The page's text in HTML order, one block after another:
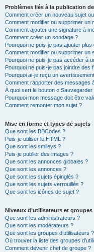
Problèmes liés à la publication
Comment créer un nouveau sujet
Comment modifier ou supprimer un
Comment ajouter une signature à
Comment créer un sondage ?
Pourquoi ne puis-je pas ajouter plus
Comment modifier ou supprimer un
Pourquoi ne puis-je pas accéder à
Pourquoi ne puis-je pas joindre des
Pourquoi ai-je reçu un
Comment rapporter des messages
À quoi sert le bouton «
Pourquoi mon message doit être
Comment remonter mon sujet ?
Mise en forme et types de sujets
Que sont les BBCodes ?
Puis-je utiliser le HTML ?
Que sont les smileys ?
Puis-je publier des images ?
Que sont les annonces globales ?
Que sont les annonces ?
Que sont les sujets épinglés ?
Que sont les sujets verrouillés ?
Que sont les icônes de sujet ?
Niveaux d’utilisateurs et groupes
Que sont les administrateurs ?
Que sont les modérateurs ?
Que sont les groupes d’utilisateurs ?
Où trouver la liste des groupes
Comment devenir chef de groupe ?